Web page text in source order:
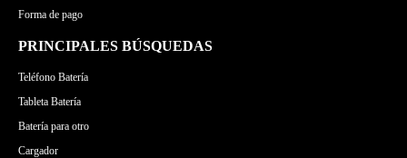
Forma de pago
PRINCIPALES BÚSQUEDAS
Teléfono Batería
Tableta Batería
Batería para otro
Cargador